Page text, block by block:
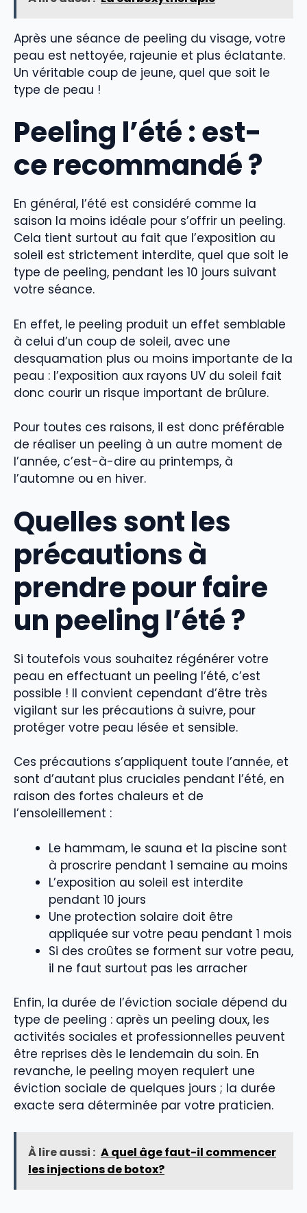
Après une séance de peeling du visage, votre
peau est nettoyée, rajeunie et plus éclatante.
Un véritable coup de jeune, quel que soit le
type de peau !
Peeling l’été : est-
ce recommandé ?
En général, l’été est considéré comme la
saison la moins idéale pour s’offrir un peeling.
Cela tient surtout au fait que l’exposition au
soleil est strictement interdite, quel que soit le
type de peeling, pendant les 10 jours suivant
votre séance.
En effet, le peeling produit un effet semblable
à celui d’un coup de soleil, avec une
desquamation plus ou moins importante de la
peau : l’exposition aux rayons UV du soleil fait
donc courir un risque important de brûlure.
Pour toutes ces raisons, il est donc préférable
de réaliser un peeling à un autre moment de
l’année, c’est-à-dire au printemps, à
l’automne ou en hiver.
Quelles sont les
précautions à
prendre pour faire
un peeling l’été ?
Si toutefois vous souhaitez régénérer votre
peau en effectuant un peeling l’été, c’est
possible ! Il convient cependant d’être très
vigilant sur les précautions à suivre, pour
protéger votre peau lésée et sensible.
Ces précautions s’appliquent toute l’année, et
sont d’autant plus cruciales pendant l’été, en
raison des fortes chaleurs et de
l’ensoleillement :
Le hammam, le sauna et la piscine sont
à proscrire pendant 1 semaine au moins
L’exposition au soleil est interdite
pendant 10 jours
Une protection solaire doit être
appliquée sur votre peau pendant 1 mois
Si des croûtes se forment sur votre peau,
il ne faut surtout pas les arracher
Enfin, la durée de l’éviction sociale dépend du
type de peeling : après un peeling doux, les
activités sociales et professionnelles peuvent
être reprises dès le lendemain du soin. En
revanche, le peeling moyen requiert une
éviction sociale de quelques jours ; la durée
exacte sera déterminée par votre praticien.
À lire aussi : A quel âge faut-il commencer
les injections de botox?